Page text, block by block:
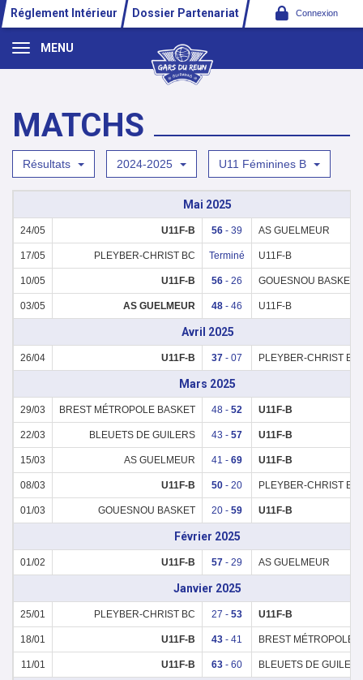
Réglement Intérieur Dossier Partenariat Connexion
MENU
MATCHS
Résultats 2024-2025 U11 Féminines B
Mai 2025
24/05 U11F-B 56 - 39 AS GUELMEUR
17/05 PLEYBER-CHRIST BC Terminé U11F-B
10/05 U11F-B 56 - 26 GOUESNOU BASKET
03/05 AS GUELMEUR 48 - 46 U11F-B
Avril 2025
26/04 U11F-B 37 - 07 PLEYBER-CHRIST BC
Mars 2025
29/03 BREST MÉTROPOLE BASKET 48 - 52 U11F-B
22/03 BLEUETS DE GUILERS 43 - 57 U11F-B
15/03 AS GUELMEUR 41 - 69 U11F-B
08/03 U11F-B 50 - 20 PLEYBER-CHRIST BC
01/03 GOUESNOU BASKET 20 - 59 U11F-B
Février 2025
01/02 U11F-B 57 - 29 AS GUELMEUR
Janvier 2025
25/01 PLEYBER-CHRIST BC 27 - 53 U11F-B
18/01 U11F-B 43 - 41 BREST MÉTROPOLE
11/01 U11F-B 63 - 60 BLEUETS DE
Panneau de gestion des cookies